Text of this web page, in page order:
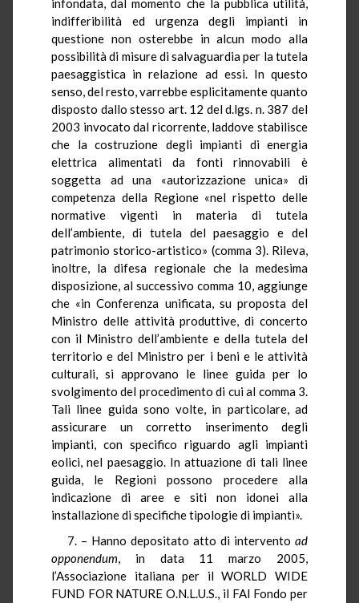
infondata, dal momento che la pubblica utilità,
indifferibilità ed urgenza degli impianti in
questione non osterebbe in alcun modo alla
possibilità di misure di salvaguardia per la tutela
paesaggistica in relazione ad essi. In questo
senso, del resto, varrebbe esplicitamente quanto
disposto dallo stesso art. 12 del d.lgs. n. 387 del
2003 invocato dal ricorrente, laddove stabilisce
che la costruzione degli impianti di energia
elettrica alimentati da fonti rinnovabili è
soggetta ad una «autorizzazione unica» di
competenza della Regione «nel rispetto delle
normative vigenti in materia di tutela
dell’ambiente, di tutela del paesaggio e del
patrimonio storico-artistico» (comma 3). Rileva,
inoltre, la difesa regionale che la medesima
disposizione, al successivo comma 10, aggiunge
che «in Conferenza unificata, su proposta del
Ministro delle attività produttive, di concerto
con il Ministro dell’ambiente e della tutela del
territorio e del Ministro per i beni e le attività
culturali, si approvano le linee guida per lo
svolgimento del procedimento di cui al comma 3.
Tali linee guida sono volte, in particolare, ad
assicurare un corretto inserimento degli
impianti, con specifico riguardo agli impianti
eolici, nel paesaggio. In attuazione di tali linee
guida, le Regioni possono procedere alla
indicazione di aree e siti non idonei alla
installazione di specifiche tipologie di impianti».
7. – Hanno depositato atto di intervento ad
opponendum, in data 11 marzo 2005,
l’Associazione italiana per il WORLD WIDE
FUND FOR NATURE O.N.L.U.S., il FAI Fondo per